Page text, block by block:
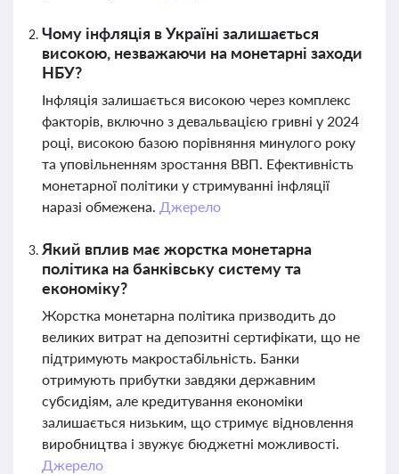
Чому інфляція в Україні залишається
високою, незважаючи на монетарні заходи
НБУ?
Інфляція залишається високою через комплекс
факторів, включно з девальвацією гривні у 2024
році, високою базою порівняння минулого року
та уповільненням зростання ВВП. Ефективність
монетарної політики у стримуванні інфляції
наразі обмежена. Джерело
Який вплив має жорстка монетарна
політика на банківську систему та
економіку?
Жорстка монетарна політика призводить до
великих витрат на депозитні сертифікати, що не
підтримують макростабільність. Банки
отримують прибутки завдяки державним
субсидіям, але кредитування економіки
залишається низьким, що стримує відновлення
виробництва і звужує бюджетні можливості.
Джерело